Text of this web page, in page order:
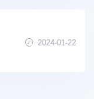
2024-01-22